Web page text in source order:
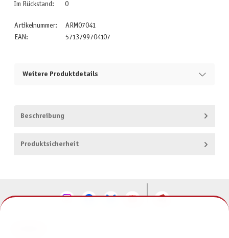
Im Rückstand:
0
Artikelnummer:
ARM07041
EAN:
5713799704107
Weitere Produktdetails
Beschreibung
Produktsicherheit